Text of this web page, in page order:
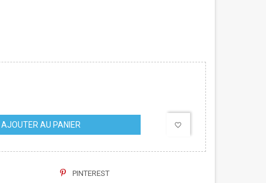
AJOUTER AU PANIER favorite_border
PINTEREST